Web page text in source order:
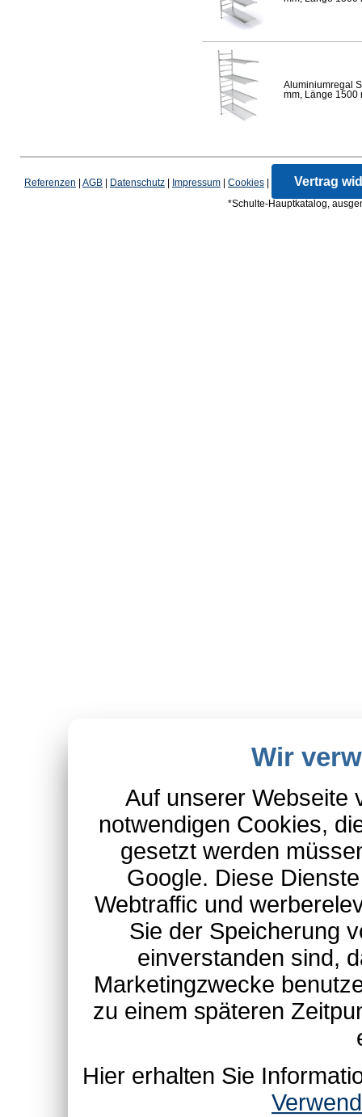
Aluminiumregal
mm, Länge 1500
Referenzen AGB Datenschutz Impressum Cookies Vertrag
*Schulte-Hauptkatalog,
Wir
Auf unserer Webseite
notwendigen Cookies,
gesetzt werden
Google. Diese
Webtraffic und
Sie der Speicherung
einverstanden sind,
Marketingzwecke
zu einem späteren
Hier erhalten Sie